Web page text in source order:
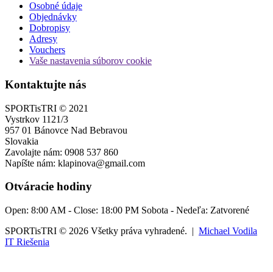
Osobné údaje
Objednávky
Dobropisy
Adresy
Vouchers
Vaše nastavenia súborov cookie
Kontaktujte nás
SPORTisTRI © 2021
Vystrkov 1121/3
957 01 Bánovce Nad Bebravou
Slovakia
Zavolajte nám: 0908 537 860
Napíšte nám: klapinova@gmail.com
Otváracie hodiny
Open: 8:00 AM - Close: 18:00 PM Sobota - Nedeľa: Zatvorené
SPORTisTRI © 2026 Všetky práva vyhradené. | Michael Vodila
IT Riešenia